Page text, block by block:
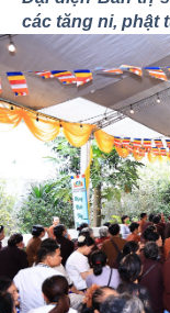
các tăng ni, phật